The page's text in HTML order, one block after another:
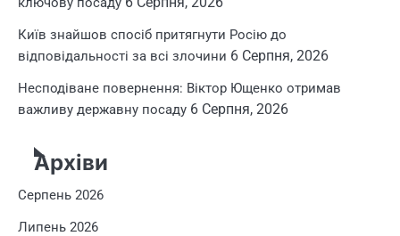
Київ знайшов спосіб притягнути Росію до
відповідальності за всі злочини 6 Серпня, 2026
Несподіване повернення: Віктор Ющенко отримав
важливу державну посаду 6 Серпня, 2026
Архіви
Серпень 2026
Липень 2026